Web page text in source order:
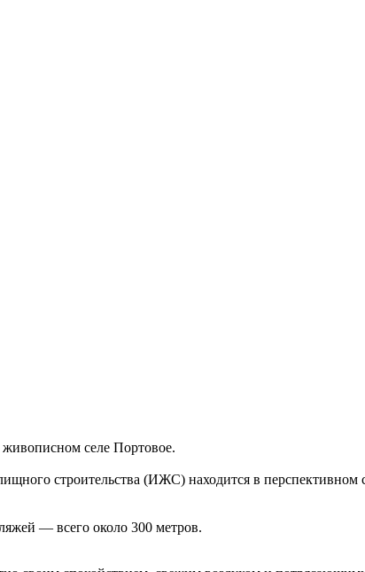
селе Портовое.
строительства (ИЖС) находится в перспективном
— всего около 300 метров.